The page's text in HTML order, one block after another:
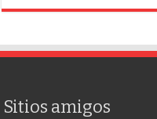
Sitios amigos